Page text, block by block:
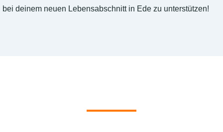
bei deinem neuen Lebensabschnitt in Ede zu unterstützen!